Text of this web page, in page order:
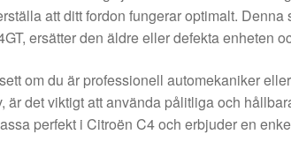
att ditt fordon fungerar optimalt.
ersätter den äldre eller defekta enheten
om du är professionell automekaniker
är det viktigt att använda pålitliga och
perfekt i Citroën C4 och erbjuder en